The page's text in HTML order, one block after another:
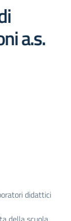
a.s.
didattici